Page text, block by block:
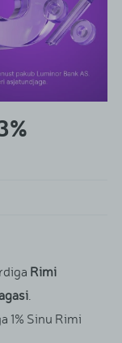
Rimi
1% Sinu Rimi